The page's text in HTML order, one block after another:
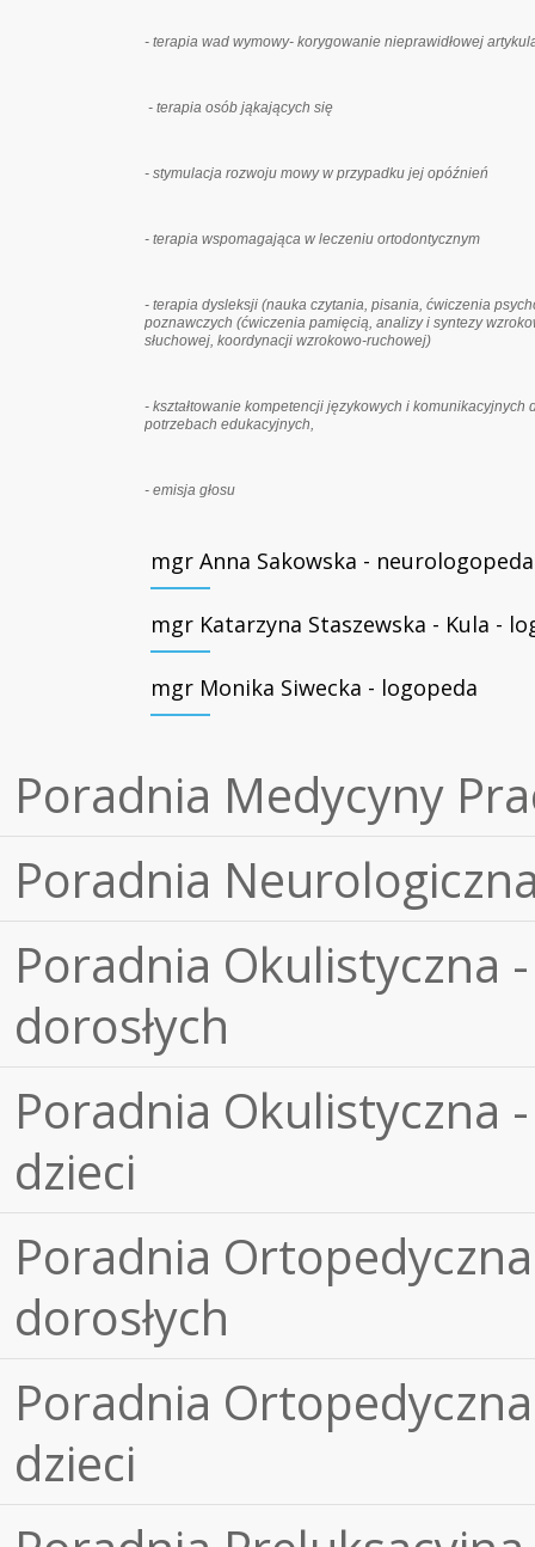
- terapia wad wymowy- korygowanie nieprawidłowej
- terapia osób jąkających się
- stymulacja rozwoju mowy w przypadku jej opóźnień
- terapia wspomagająca w leczeniu ortodontycznym
- terapia dysleksji (nauka czytania, pisania, ćwiczenia
poznawczych (ćwiczenia pamięcią, analizy i syntezy
słuchowej, koordynacji wzrokowo-ruchowej)
- kształtowanie kompetencji językowych i komunikacyjnych
potrzebach edukacyjnych,
- emisja głosu
mgr Anna Sakowska - neurologopeda
mgr Katarzyna Staszewska - Kula -
mgr Monika Siwecka - logopeda
Poradnia Medycyny
Poradnia
Poradnia Okulistyczna
dorosłych
Poradnia Okulistyczna
dzieci
Poradnia
dorosłych
Poradnia
dzieci